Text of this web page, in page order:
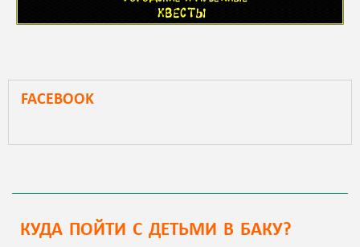
FACEBOOK
КУДА ПОЙТИ С ДЕТЬМИ В БАКУ?